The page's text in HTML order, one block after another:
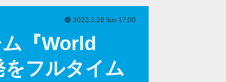
『World
フルタイム
2023.5.28 Sun 17:00